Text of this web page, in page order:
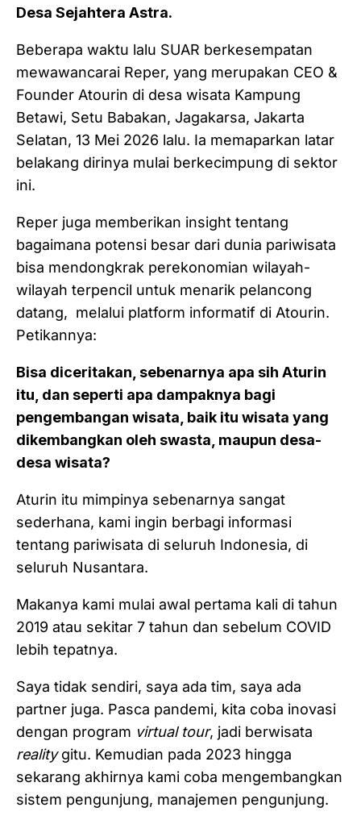
Desa Sejahtera Astra.
Beberapa waktu lalu SUAR berkesempatan
mewawancarai Reper, yang merupakan CEO &
Founder Atourin di desa wisata Kampung
Betawi, Setu Babakan, Jagakarsa, Jakarta
Selatan, 13 Mei 2026 lalu. Ia memaparkan latar
belakang dirinya mulai berkecimpung di sektor
ini.
Reper juga memberikan insight tentang
bagaimana potensi besar dari dunia pariwisata
bisa mendongkrak perekonomian wilayah-
wilayah terpencil untuk menarik pelancong
datang, melalui platform informatif di Atourin.
Petikannya:
Bisa diceritakan, sebenarnya apa sih Aturin
itu, dan seperti apa dampaknya bagi
pengembangan wisata, baik itu wisata yang
dikembangkan oleh swasta, maupun desa-
desa wisata?
Aturin itu mimpinya sebenarnya sangat
sederhana, kami ingin berbagi informasi
tentang pariwisata di seluruh Indonesia, di
seluruh Nusantara.
Makanya kami mulai awal pertama kali di tahun
2019 atau sekitar 7 tahun dan sebelum COVID
lebih tepatnya.
Saya tidak sendiri, saya ada tim, saya ada
partner juga. Pasca pandemi, kita coba inovasi
dengan program virtual tour, jadi berwisata
realitygitu. Kemudian pada 2023 hingga
sekarang akhirnya kami coba mengembangkan
sistem pengunjung, manajemen pengunjung.